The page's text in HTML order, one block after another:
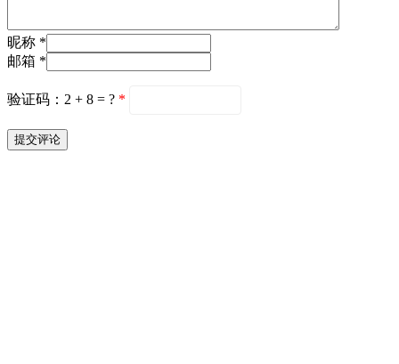
昵称 *
邮箱 *
验证码：2 + 8 = ? *